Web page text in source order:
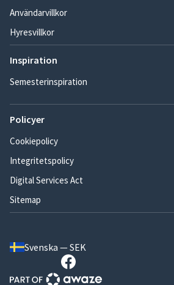
Användarvillkor
Hyresvillkor
Inspiration
Semesterinspiration
Policyer
Cookiepolicy
Integritetspolicy
Digital Services Act
Sitemap
Svenska — SEK